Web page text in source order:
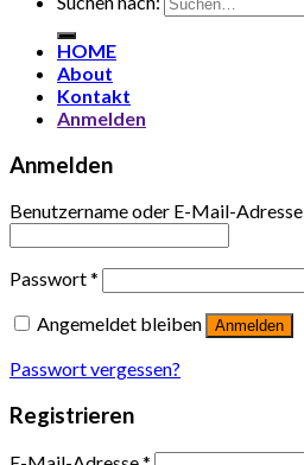
HOME
About
Kontakt
Anmelden
Anmelden
Benutzername oder E-Mail-Adresse
Passwort*
Angemeldet bleiben
Anmelden
Passwort vergessen?
Registrieren